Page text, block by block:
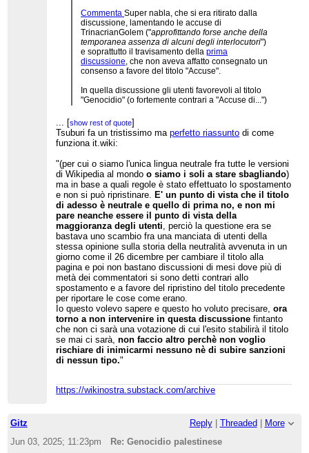
CommentaSuper nabla, che si era ritirato dalla
discussione, lamentando le accuse di
TrinacrianGolem ("approfittando forse anche della
temporanea assenza di alcuni degli interlocutori")
e soprattutto il travisamento dellaprima
discussione, che non aveva affatto consegnato un
consenso a favore del titolo "Accuse".
In quella discussione gli utenti favorevoli al titolo
"Genocidio" (o fortemente contrari a "Accuse di...")
SkorpioDecano, Super nabla e Actormusicus (pur
non proponendo esplicitamente "Genocidio", era
fortemente contrario a "Accuse di..." e suggeriva
alternative più neutrali che non implicassero solo
"accuse"). Gli utenti favorevoli al titolo "Accuse
di..." erano 6: TrinacrianGolem, Carlo Dani,
Friniate (che in seguito ha cambiato opinione),
Ornamento della Cultura, Amarvudol e
AttoRenato.
Effettivamente, è difficile descrivere "6 contro 5"
come un WP:CONSENSO (sebbene tra quei 6 ci
fossero ben tre admin).
Segue uncommmento di IvanScrooge98, che
parla di clima intimidatorio e di strapotere
editoriale degli admin: "c’è chi può far tutto e chi
non può far niente ". Avranno il coraggio di
bloccarlo per attacchi personali? Qualcuno gli
metterà il terzo cartellino giallo? Vedremo.
... [show rest of quote ]
[show rest of quote]
Tsuburi fa un tristissimo maperfetto riassunto di come
funziona it.wiki:
"(per cui o siamo l'unica lingua neutrale fra tutte le versioni
di Wikipedia al mondoo siamo i soli a stare sbagliando)
ma in base a quali regole è stato effettuato lo spostamento
e non si può ripristinare.
E' un punto di vista che il titolo
di adesso è neutrale e quello di prima no, e non mi
pare neanche essere il punto di vista della
maggioranza degli utenti , perciò la questione era se
bastava uno scambio fra una manciata di utenti della
stessa opinione sulla storia della neutralità avvenuta in un
giorno come il 26 dicembre per cambiare il titolo alla
pagina e poi non bastano discussioni di mesi dove più di
metà dei commentatori si sono detti contrari allo
spostamento e a favore del ripristino del titolo precedente
per riportare le cose come erano.
Io questo volevo sapere e questo ho voluto precisare,ora
torno a non intervenire in questa discussione fintanto
che non ci sarà una votazione di cui l'esito stabilirà il titolo
se mai ci sarà,non faccio altro perchè non voglio
rischiare di inimicarmi nessuno nè di subire sanzioni
di nessun tipo."
https://wikinostra.substack.com/archive
Gitz Reply| Threaded
More
Jun 03, 2025; 11:23pm
Re: Genocidio palestinese